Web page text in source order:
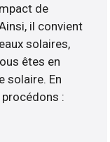
de
il convient
solaires,
êtes en
solaire. En
: